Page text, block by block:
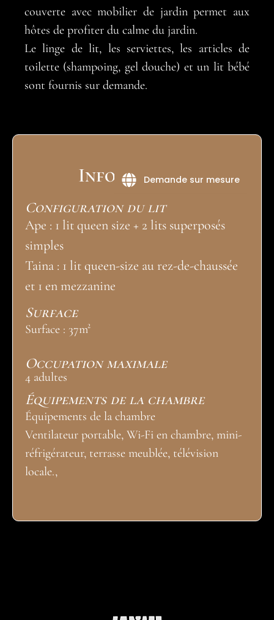
couverte avec mobilier de jardin permet aux
hôtes de profiter du calme du jardin.
Le linge de lit, les serviettes, les articles de
toilette (shampoing, gel douche) et un lit bébé
sont fournis sur demande.
Informations
Configuration du lit
Ape : 1 lit queen size + 2 lits superposés
simples
Taina : 1 lit queen-size au rez-de-chaussée
et 1 en mezzanine
Surface
Surface : 37m²
Occupation maximale
4 adultes
Équipements de la chambre
Équipements de la chambre
Ventilateur portable, Wi-Fi en chambre, mini-
réfrigérateur, terrasse meublée, télévision
locale.,
Demande sur mesure